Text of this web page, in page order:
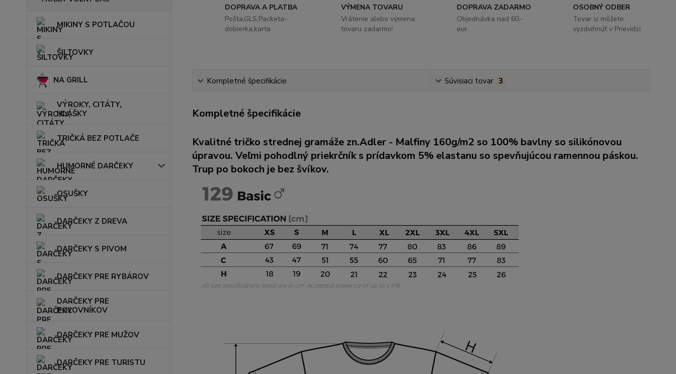
MIKINY S POTLAČOU
ŠILTOVKY
NA GRILL
VÝROKY, CITÁTY,
HLÁŠKY
TRIČKÁ BEZ POTLAČE
HUMORNÉ DARČEKY
OSUŠKY
DARČEKY Z DREVA
DARČEKY S PIVOM
DARČEKY PRE RYBÁROV
DARČEKY PRE
POĽOVNÍKOV
DARČEKY PRE MUŽOV
DARČEKY PRE TURISTU
DOPRAVA A PLATBA
Pošta,GLS,Packeta-
dobierka,karta
VÝMENA TOVARU
Vrátenie alebo výmena
tovaru zadarmo!
DOPRAVA ZADARMO
Objednávka nad 60,-
eur.
OSOBNÝ ODBER
Tovar si môžete
vyzdvihnúť v Prievidzi
Kompletné špecifikácie Súvisiaci tovar 3
Kompletné špecifikácie
Kvalitné tričko strednej gramáže zn.Adler - Malfiny 160g/m2 so 100% bavlny so silikónovou
úpravou. Veľmi pohodlný priekrčník s prídavkom 5% elastanu so spevňujúcou ramennou páskou.
Trup po bokoch je bez švíkov.